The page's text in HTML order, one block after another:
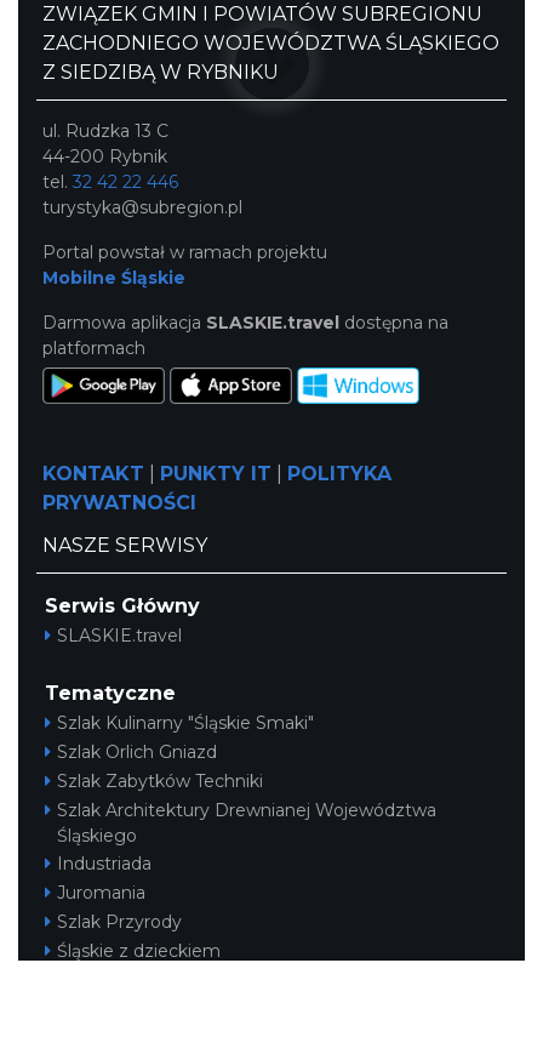
ZWIĄZEK GMIN I POWIATÓW SUBREGIONU
ZACHODNIEGO WOJEWÓDZTWA ŚLĄSKIEGO
Z SIEDZIBĄ W RYBNIKU
ul. Rudzka 13 C
44-200 Rybnik
tel. 32 42 22 446
turystyka@subregion.pl
Portal powstał w ramach projektu
Mobilne Śląskie
Darmowa aplikacja SLASKIE.travel dostępna na
platformach
KONTAKT PUNKTY IT
POLITYKA
PRYWATNOŚCI
NASZE SERWISY
Serwis Główny
SLASKIE.travel
Tematyczne
Szlak Kulinarny "Śląskie Smaki"
Szlak Orlich Gniazd
Szlak Zabytków Techniki
Szlak Architektury Drewnianej Województwa
Śląskiego
Industriada
Juromania
Szlak Przyrody
Śląskie z dzieckiem